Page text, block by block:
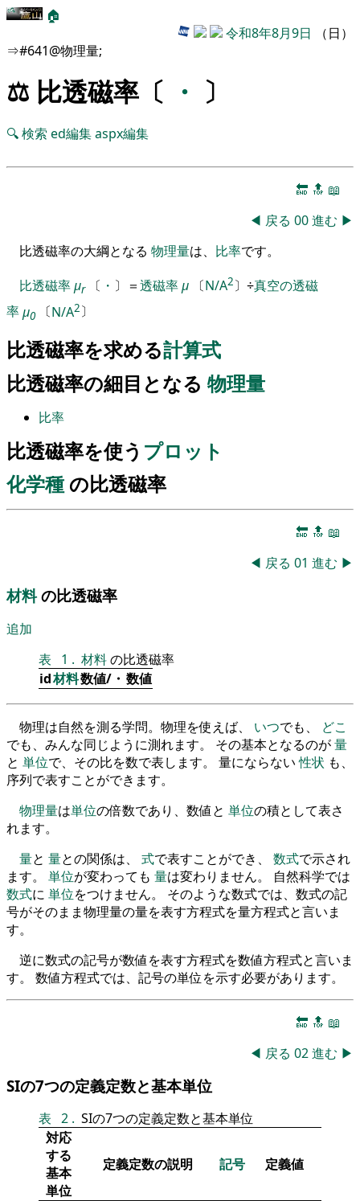
🏠
令和8年8月9日 （日）
⇒#641@物理量;
⚖️ 比透磁率〔 ・ 〕
🔍検索 ed編集aspx編集
🔚 🔝 📖
◀ 戻る 00進む ▶
比透磁率の大綱となる 物理量は、 比率です。
比透磁率μr〔 ・ 〕 ＝透磁率μ 〔N/A2〕 ÷真空の透磁
率μ0 〔N/A2〕
比透磁率を求める計算式
比透磁率の細目となる 物理量
比率
比透磁率を使う プロット
化学種 の比透磁率
🔚 🔝 📖
◀ 戻る 01 進む ▶
材料の比透磁率
追加
表
1 . 材料の比透磁率
id材料数値/・ 数値
物理は自然を測る学問。物理を使えば、 いつでも、 どこ
でも、みんな同じように測れます。 その基本となるのが量
と 単位で、その比を数で表します。 量にならない性状 も、
序列で表すことができます。
物理量は単位の倍数であり、数値と 単位の積として表さ
れます。
量と 量との関係は、 式で表すことができ、 数式で示され
ます。 単位が変わっても 量は変わりません。 自然科学では
数式に 単位をつけません。 そのような数式では、数式の記
号がそのまま物理量の量を表す方程式を量方程式と言いま
す。
逆に数式の記号が数値を表す方程式を数値方程式と言いま
す。 数値方程式では、記号の単位を示す必要があります。
🔚 🔝 📖
◀ 戻る 02進む ▶
SIの7つの定義定数と基本単位
表 2 . SIの7つの定義定数と基本単位
対応
する
基本
単位
定義定数の説明 記号 定義値